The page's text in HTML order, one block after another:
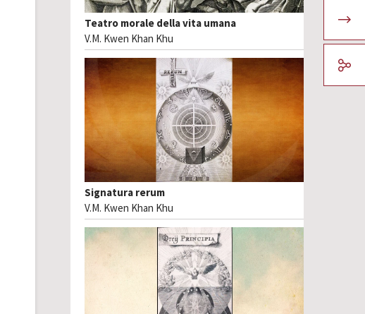
Teatro morale della vita umana
V.M. Kwen Khan Khu
Signatura rerum
V.M. Kwen Khan Khu